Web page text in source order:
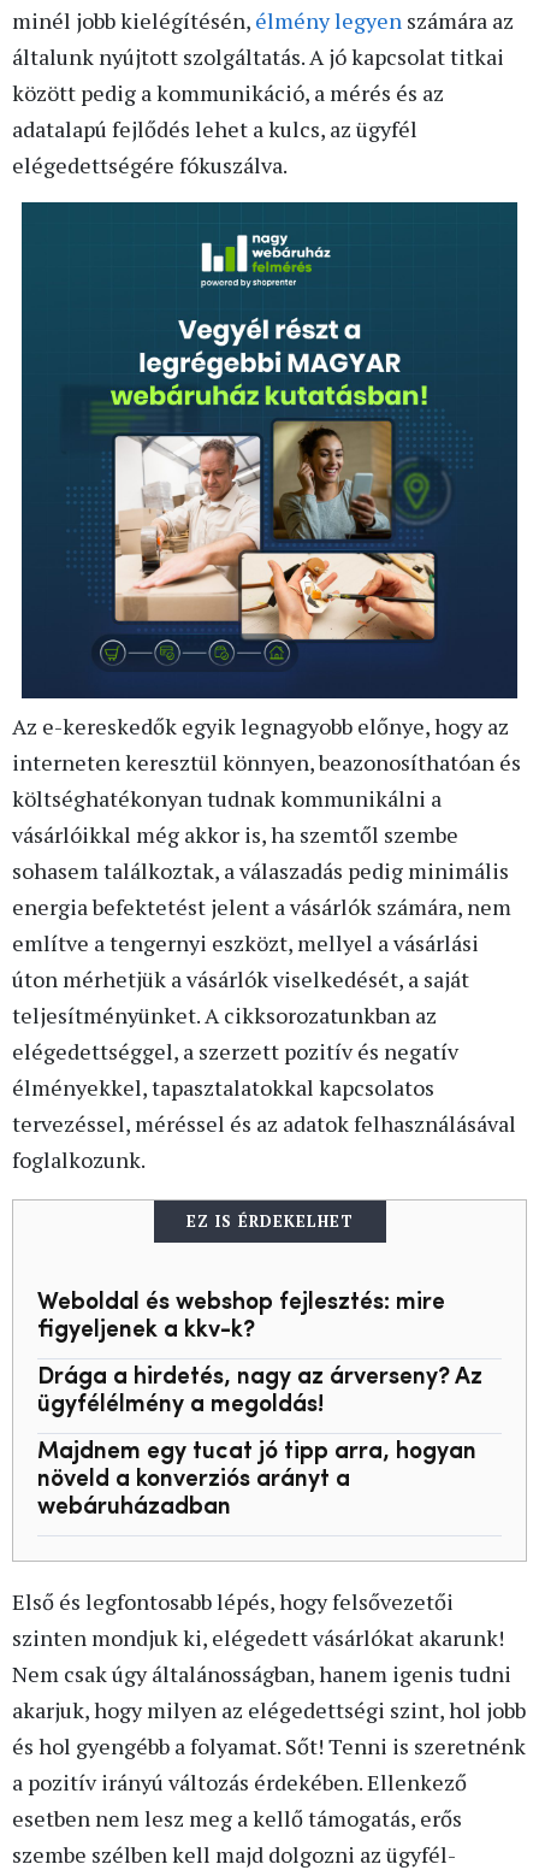
minél jobb kielégítésén, élmény legyen számára az
általunk nyújtott szolgáltatás. A jó kapcsolat titkai
között pedig a kommunikáció, a mérés és az
adatalapú fejlődés lehet a kulcs, az ügyfél
elégedettségére fókuszálva.
Az e-kereskedők egyik legnagyobb előnye, hogy az
interneten keresztül könnyen, beazonosíthatóan és
költséghatékonyan tudnak kommunikálni a
vásárlóikkal még akkor is, ha szemtől szembe
sohasem találkoztak, a válaszadás pedig minimális
energia befektetést jelent a vásárlók számára, nem
említve a tengernyi eszközt, mellyel a vásárlási
úton mérhetjük a vásárlók viselkedését, a saját
teljesítményünket. A cikksorozatunkban az
elégedettséggel, a szerzett pozitív és negatív
élményekkel, tapasztalatokkal kapcsolatos
tervezéssel, méréssel és az adatok felhasználásával
foglalkozunk.
EZ IS ÉRDEKELHET
Weboldal és webshop fejlesztés: mire
figyeljenek a kkv-k?
Drága a hirdetés, nagy az árverseny? Az
ügyfélélmény a megoldás!
Majdnem egy tucat jó tipp arra, hogyan
növeld a konverziós arányt a
webáruházadban
Első és legfontosabb lépés, hogy felsővezetői
szinten mondjuk ki, elégedett vásárlókat akarunk!
Nem csak úgy általánosságban, hanem igenis tudni
akarjuk, hogy milyen az elégedettségi szint, hol jobb
és hol gyengébb a folyamat. Sőt! Tenni is szeretnénk
a pozitív irányú változás érdekében. Ellenkező
esetben nem lesz meg a kellő támogatás, erős
szembe szélben kell majd dolgozni az ügyfél-